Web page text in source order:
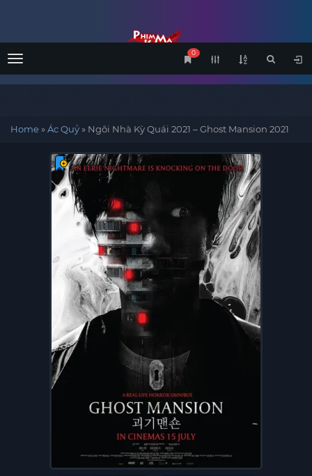
Menu
0
Home»Ác Quỷ» Ngôi Nhà Kỳ Quái 2021 – Ghost Mansion 2021